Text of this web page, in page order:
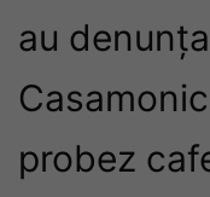
au
probez